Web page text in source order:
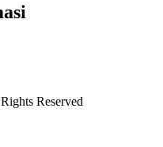
Reserved